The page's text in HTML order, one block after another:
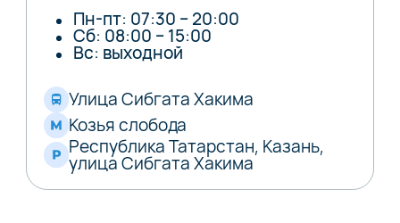
Пн-пт: 07:30 – 20:00
Сб: 08:00 – 15:00
Вс: выходной
Улица Сибгата Хакима
Козья слобода
Республика Татарстан, Казань,
улица Сибгата Хакима